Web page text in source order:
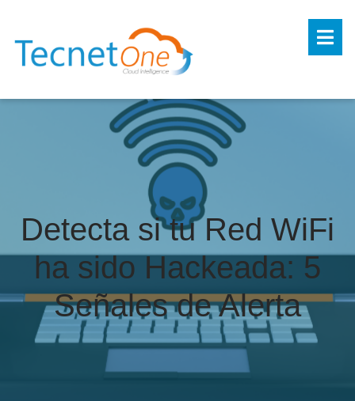
Detecta si tu Red WiFi
ha sido Hackeada: 5
Señales de Alerta